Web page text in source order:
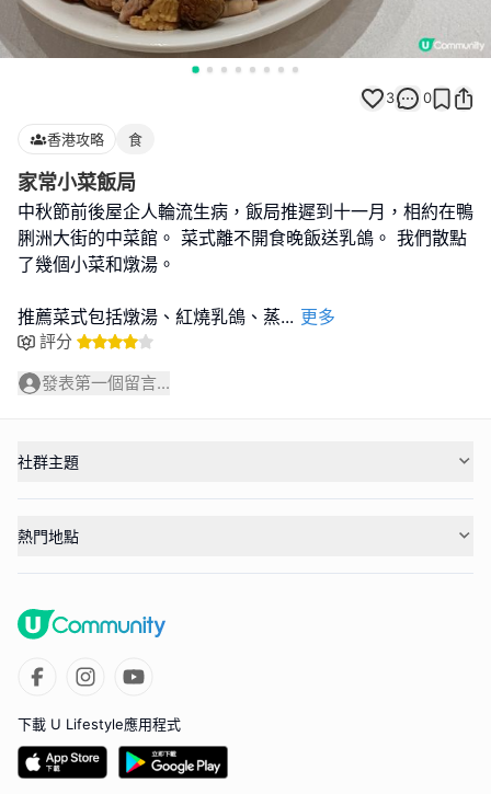
3 0
香港攻略 食
家常小菜飯局
中秋節前後屋企人輪流生病，飯局推遲到十一月，相約在鴨
脷洲大街的中菜館。 菜式離不開食晚飯送乳鴿。 我們散點
了幾個小菜和燉湯。
推薦菜式包括燉湯、紅燒乳鴿、蒸... 更多
評分
發表第一個留言...
社群主題
熱門地點
下載 U Lifestyle應用程式